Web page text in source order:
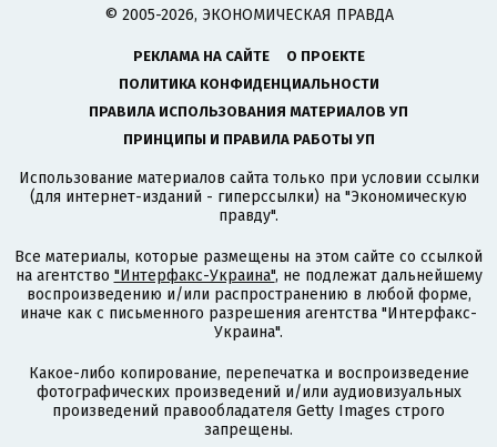
© 2005-2026, ЭКОНОМИЧЕСКАЯ ПРАВДА
РЕКЛАМА НА САЙТЕ
О ПРОЕКТЕ
ПОЛИТИКА КОНФИДЕНЦИАЛЬНОСТИ
ПРАВИЛА ИСПОЛЬЗОВАНИЯ МАТЕРИАЛОВ УП
ПРИНЦИПЫ И ПРАВИЛА РАБОТЫ УП
Использование материалов сайта только при условии ссылки
(для интернет-изданий - гиперссылки) на "Экономическую
правду".
Все материалы, которые размещены на этом сайте со ссылкой
на агентство "Интерфакс-Украина", не подлежат дальнейшему
воспроизведению и/или распространению в любой форме,
иначе как с письменного разрешения агентства "Интерфакс-
Украина".
Какое-либо копирование, перепечатка и воспроизведение
фотографических произведений и/или аудиовизуальных
произведений правообладателя Getty Images строго
запрещены.